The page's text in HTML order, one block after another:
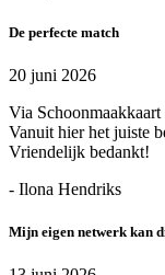
De perfecte match
20 juni 2026
Via
Vanuit hier het juiste
Vriendelijk bedankt!
- Ilona Hendriks
Mijn eigen netwerk kan